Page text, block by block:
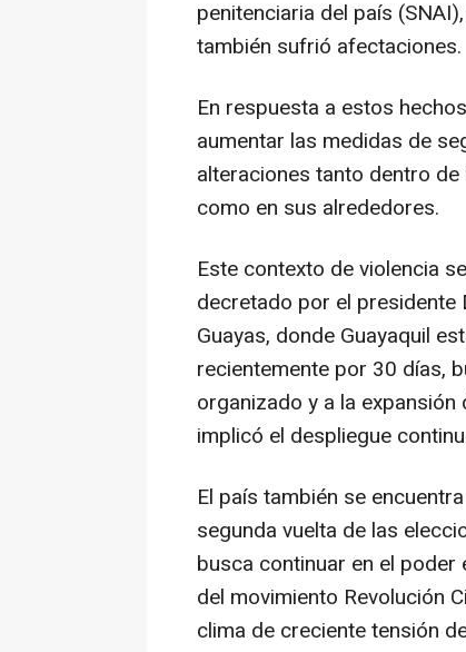
penitenciaria del país
también sufrió afectaciones.
En respuesta a estos
aumentar las medidas de
alteraciones tanto dentro
como en sus alrededores.
Este contexto de violencia
decretado por el presidente
Guayas, donde Guayaquil
recientemente por 30 días,
organizado y a la
implicó el despliegue
El país también se
segunda vuelta de las
busca continuar en el
del movimiento Revolución
clima de creciente tensión